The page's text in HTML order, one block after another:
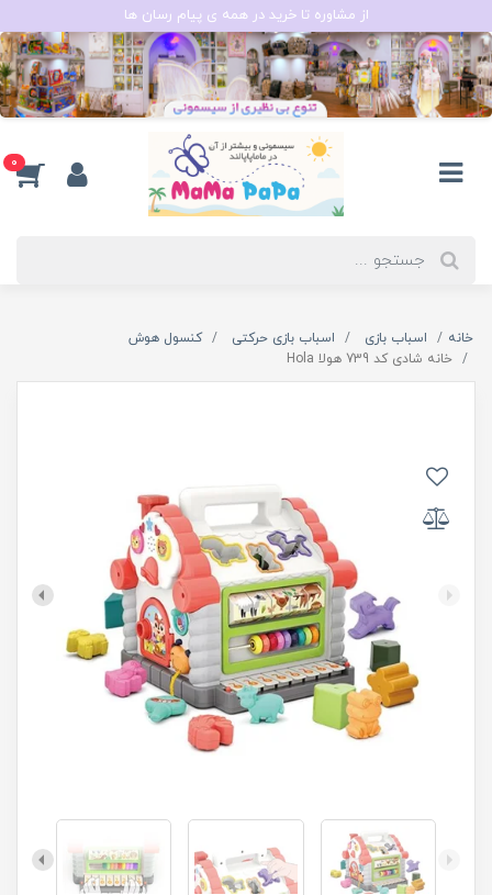
از مشاوره تا خرید در همه ی پیام رسان ها
0
خانه اسباب بازی اسباب بازی حرکتی
کنسول هوش
خانه شادی کد 739 هولا Hola